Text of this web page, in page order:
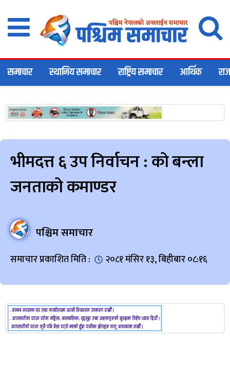
समाचार स्थानिय समाचार राष्ट्रिय समाचार आर्थिक
भीमदत्त ६ उप निर्वाचन : को बन्ला
जनताको कमाण्डर
पश्चिम समाचार
समाचार प्रकाशित मिति : २०८१ मंसिर १३, बिहीबार ०८:१६